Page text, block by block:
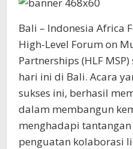
Bali – Indonesia Africa
High-Level Forum on
Partnerships (HLF
hari ini di Bali. Acara
sukses ini, berhasil
dalam membangun
menghadapi
penguatan kolaborasi